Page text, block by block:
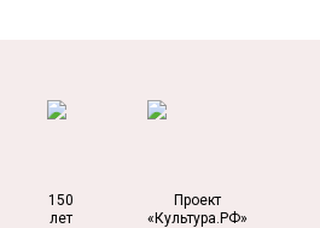
150
лет
Проект
«Культура.РФ»